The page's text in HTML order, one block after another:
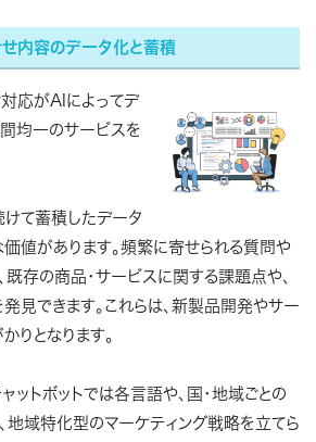
せ内容のデータ化と蓄積
応がAIによってデ
均一のサービスを
けて蓄積したデータ
価値があります。頻繁に寄せられる質問や
既存の商品・サービスに関する課題点や、
見できます。これらは、新製品開発やサー
りとなります。
ットボットでは各言語や、国・地域ごとの
地域特化型のマーケティング戦略を立てら